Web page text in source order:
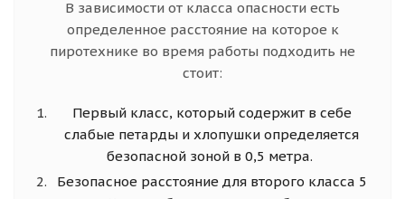
В зависимости от класса опасности есть
определенное расстояние на которое к
пиротехнике во время работы подходить не
стоит:
Первый класс, который содержит в себе
слабые петарды и хлопушки определяется
безопасной зоной в 0,5 метра.
Безопасное расстояние для второго класса 5